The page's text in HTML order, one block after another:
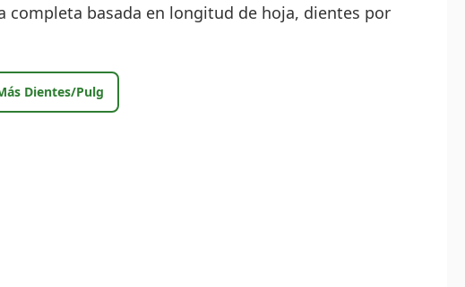
completa basada en longitud de hoja, dientes por
Dientes/Pulg